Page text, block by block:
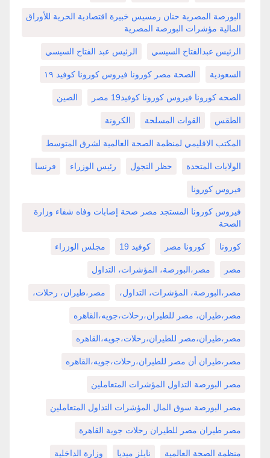
البورصة المصرية حنان رمسيس خبيرة اقتصادية الحرية للأوراق
المالية مؤشرات البورصة المصرية
الرئيس عبدالفتاح السيسي الرئيس عبد الفتاح السيسي
السعودية الصحة مصر كورونا فيروس كورونا كوفيد ١٩
الصحه كورونا فيروس كورونا كوفيد19 مصر الصين
الطقس القوات المسلحة الكرونة
المكتب الاقليمي لمنظمة الصحة العالمية لشرق المتوسط
الولايات المتحدة حظر التجول رئيس الوزراء فرنسا
فيروس كورونا
فيروس كورونا المستجد مصر صحة إصابات وفاه شفاء وزارة
الصحة
كورونا كورونا مصر كوفيد 19 مجلس الوزراء
مصر مصر،البورصة، المؤشرات، التداول
مصر،البورصة، المؤشرات، التداول، مصر،طيران، رحلات،
مصر،طيران، مصر للطيران،رحلات،جويه،القاهره
مصر،طيران،مصر للطيران،رحلات،جويه،القاهره
مصر،طيران أن مصر للطيران،رحلات،جويه،القاهره
مصر البورصة التداول المؤشرات المتعاملين
مصر البورصة سوق المال المؤشرات التداول المتعاملين
مصر طيران مصر للطيران رحلات جوية القاهرة
منظمة الصحة العالمية نايلز ميديا وزارة الداخلية